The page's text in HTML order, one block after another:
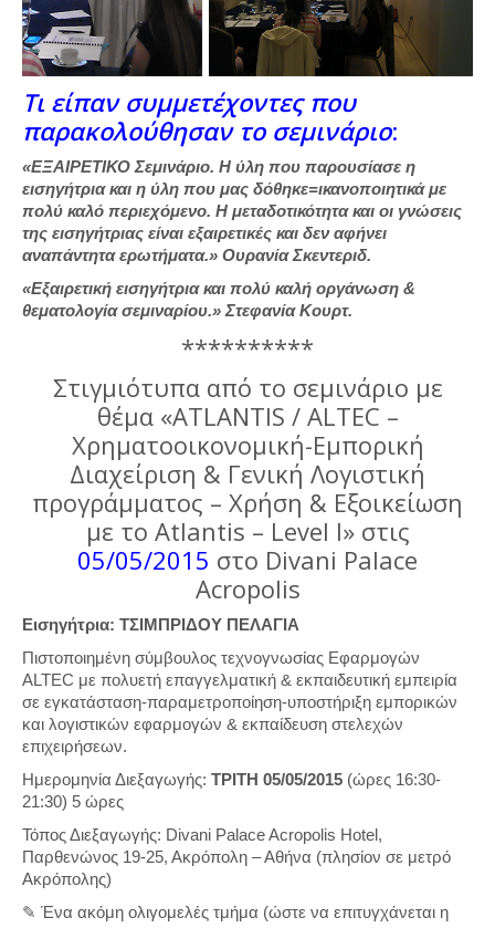
Τι είπαν συμμετέχοντες που
παρακολούθησαν το σεμινάριο:
«ΕΞΑΙΡΕΤΙΚΟ Σεμινάριο. Η ύλη που παρουσίασε η
εισηγήτρια και η ύλη που μας δόθηκε=ικανοποιητικά με
πολύ καλό περιεχόμενο. Η μεταδοτικότητα και οι γνώσεις
της εισηγήτριας είναι εξαιρετικές και δεν αφήνει
αναπάντητα ερωτήματα.» Ουρανία Σκεντεριδ.
«Εξαιρετική εισηγήτρια και πολύ καλή οργάνωση &
θεματολογία σεμιναρίου.» Στεφανία Κουρτ.
**********
Στιγμιότυπα από το σεμινάριο με
θέμα «ATLANTIS / ΑLTEC –
Χρηματοοικονομική-Εμπορική
Διαχείριση & Γενική Λογιστική
προγράμματος – Χρήση & Εξοικείωση
με το Atlantis – Level I» στις
05/05/2015 στο Divani Palace
Acropolis
Εισηγήτρια: ΤΣΙΜΠΡΙΔΟΥ ΠΕΛΑΓΙΑ
Πιστοποιημένη σύμβουλος τεχνογνωσίας Εφαρμογών
ALTEC με πολυετή επαγγελματική & εκπαιδευτική εμπειρία
σε εγκατάσταση-παραμετροποίηση-υποστήριξη εμπορικών
και λογιστικών εφαρμογών & εκπαίδευση στελεχών
επιχειρήσεων.
Ημερομηνία Διεξαγωγής: ΤΡΙΤΗ 05/05/2015 (ώρες 16:30-
21:30) 5 ώρες
Τόπος Διεξαγωγής: Divani Palace Acropolis Hotel,
Παρθενώνος 19-25, Ακρόπολη – Αθήνα (πλησίον σε μετρό
Ακρόπολης)
✎ Ένα ακόμη ολιγομελές τμήμα (ώστε να επιτυγχάνεται η